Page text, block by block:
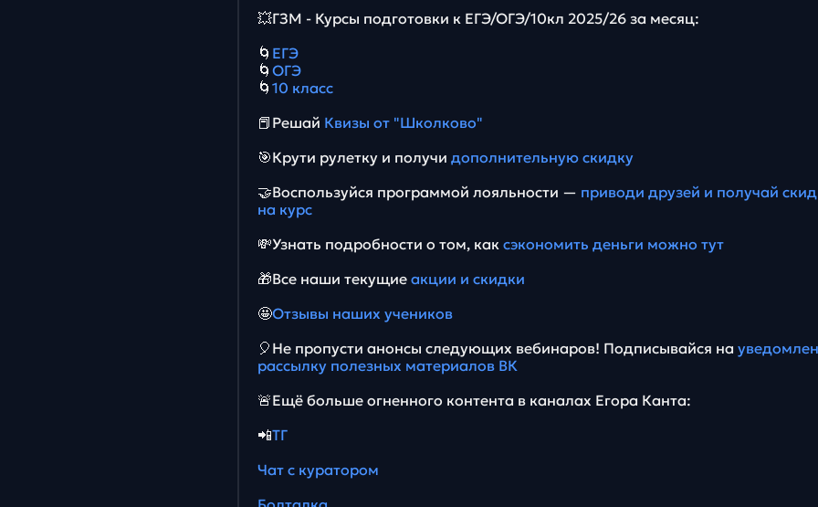
💥ГЗМ - Курсы подготовки к ЕГЭ/ОГЭ/10кл 2025/26 за месяц:
🌀 ЕГЭ
🌀 ОГЭ
🌀 10 класс
📕Решай Квизы от "Школково"
🎯Крути рулетку и получи дополнительную скидку
🤝Воспользуйся программой лояльности — приводи друзей и получай
на курс
💸Узнать подробности о том, как сэкономить деньги можно тут
🎁Все наши текущие акции и скидки
🤩Отзывы наших учеников
🎈Не пропусти анонсы следующих вебинаров! Подписывайся на
рассылку полезных материалов ВК
🚨Ещё больше огненного контента в каналах Егора Канта:
📲ТГ
Чат с куратором